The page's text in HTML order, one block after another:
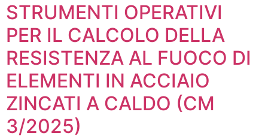
STRUMENTI OPERATIVI
PER IL CALCOLO DELLA
RESISTENZA AL FUOCO DI
ELEMENTI IN ACCIAIO
ZINCATI A CALDO (CM
3/2025)